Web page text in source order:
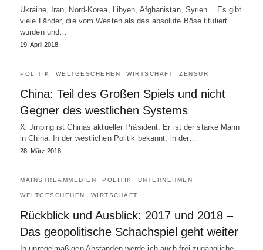
Ukraine, Iran, Nord-Korea, Libyen, Afghanistan, Syrien... Es gibt
viele Länder, die vom Westen als das absolute Böse tituliert
wurden und…
19. April 2018
POLITIK WELTGESCHEHEN WIRTSCHAFT ZENSUR
China: Teil des Großen Spiels und nicht
Gegner des westlichen Systems
Xi Jinping ist Chinas aktueller Präsident. Er ist der starke Mann
in China. In der westlichen Politik bekannt, in der…
28. März 2018
MAINSTREAMMEDIEN POLITIK UNTERNEHMEN
WELTGESCHEHEN WIRTSCHAFT
Rückblick und Ausblick: 2017 und 2018 –
Das geopolitische Schachspiel geht weiter